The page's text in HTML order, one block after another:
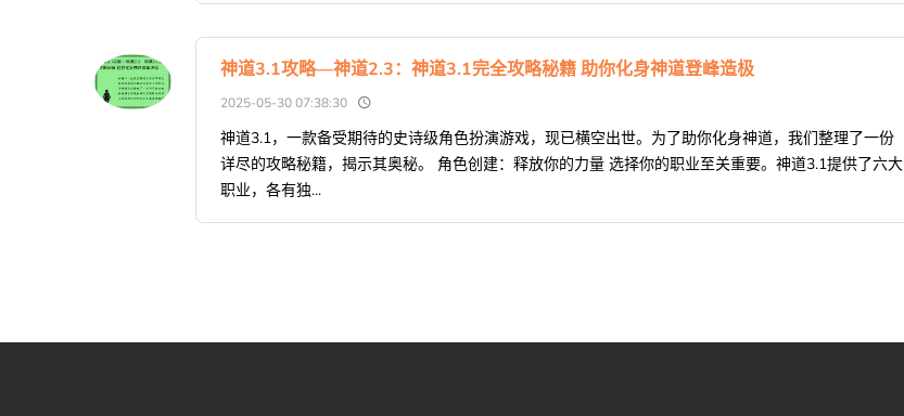
神道3.1攻略—神道2.3：神道3.1完全攻略秘籍 助你化身神道登峰造极
2025-05-30 07:38:30
神道3.1，一款备受期待的史诗级角色扮演游戏，现已横空出世。为了助你化身神道，我们整理了一份
详尽的攻略秘籍，揭示其奥秘。 角色创建：释放你的力量 选择你的职业至关重要。神道3.1提供了六大
职业，各有独...